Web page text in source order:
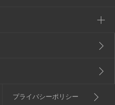
プライバシーポリシー